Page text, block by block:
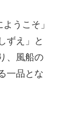
うこそ」
ずえ」と
、風船の
一品とな